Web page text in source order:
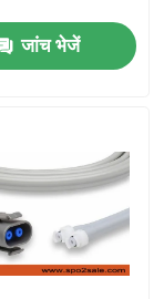
जांच भेजें